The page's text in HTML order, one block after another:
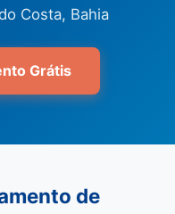
Costa, Bahia
Grátis
de